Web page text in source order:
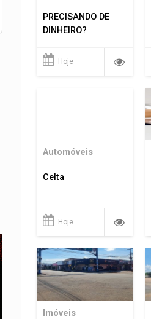
PRECISANDO DE
DINHEIRO?
Hoje
Automóveis
Celta
Hoje
Imóveis